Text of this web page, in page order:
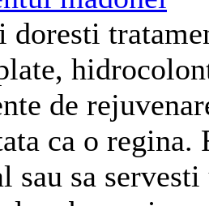
doresti
de
ca o
sau sa